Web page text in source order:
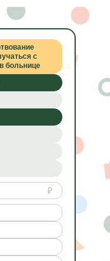
с
больнице